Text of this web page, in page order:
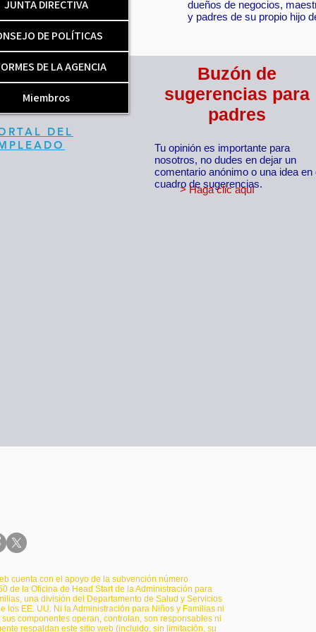
dueños de negocios,
y padres de su propio hijo
Buzón de
sugerencias para
padres
Tu opinión es importante para
nosotros, no dudes en dejar un
comentario anónimo o una idea en
cuadro de sugerencias.
> Haga clic aquí
JUNTA DIRECTIVA
DE POLÍTICAS
DE LA AGENCIA
Miembros
DEL
cuenta con el apoyo de la subvención número
de la Oficina de Head Start de la Administración para
una división del Departamento de Salud y Servicios
los EE. UU. Ni la Administración para Niños y Familias ni
componentes operan, controlan, son responsables ni
respaldan este sitio web (incluido, sin limitación, su